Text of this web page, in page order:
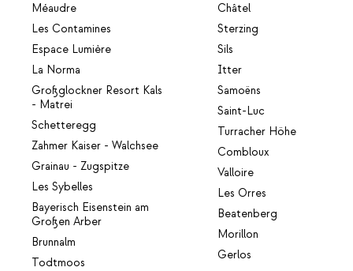
Méaudre
Les Contamines
Espace Lumière
La Norma
Großglockner Resort Kals
- Matrei
Schetteregg
Zahmer Kaiser - Walchsee
Grainau - Zugspitze
Les Sybelles
Bayerisch Eisenstein am
Großen Arber
Brunnalm
Todtmoos
Châtel
Sterzing
Sils
Itter
Samoëns
Saint-Luc
Turracher Höhe
Combloux
Valloire
Les Orres
Beatenberg
Morillon
Gerlos